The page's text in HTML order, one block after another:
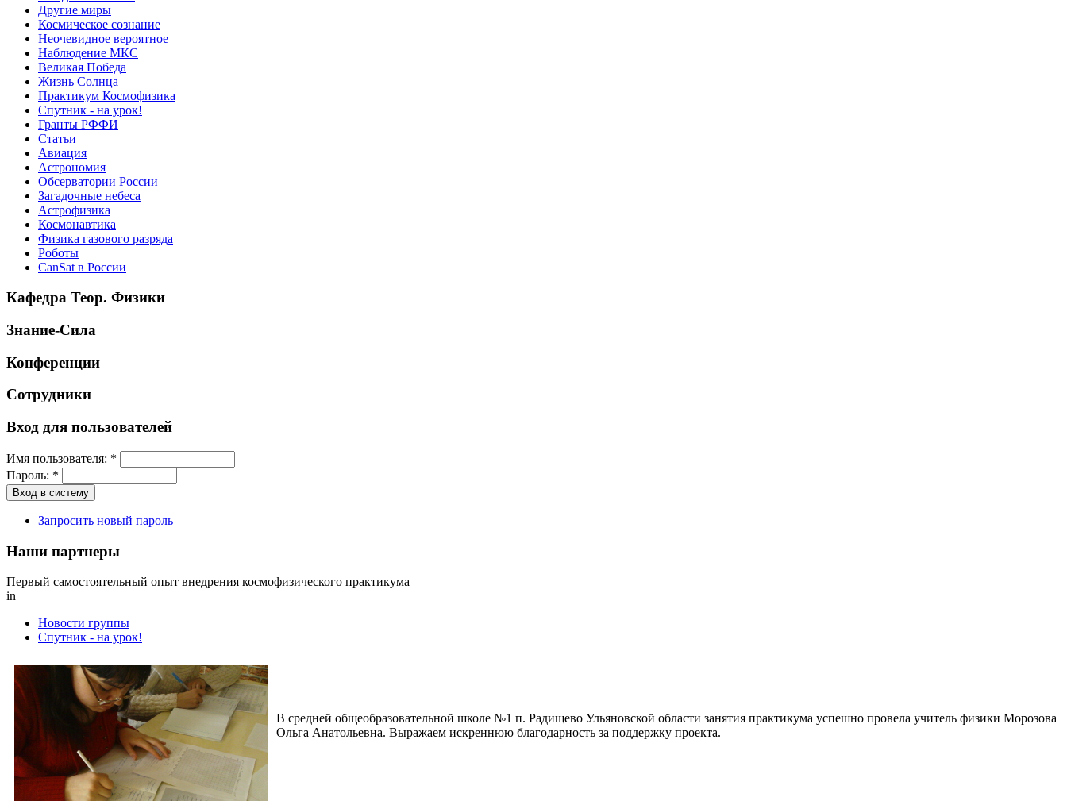
Другие миры
Космическое сознание
Неочевидное вероятное
Наблюдение МКС
Великая Победа
Жизнь Солнца
Практикум Космофизика
Спутник - на урок!
Гранты РФФИ
Статьи
Авиация
Астрономия
Обсерватории России
Загадочные небеса
Астрофизика
Космонавтика
Физика газового разряда
Роботы
CanSat в России
Кафедра Теор. Физики
Знание-Сила
Конференции
Сотрудники
Вход для пользователей
Имя пользователя: *
Пароль: *
Запросить новый пароль
Наши партнеры
Первый самостоятельный опыт внедрения космофизического практикума
in
Новости группы
Спутник - на урок!
В средней общеобразовательной школе №1 п. Радищево Ульяновской области занятия практикума успешно провела учитель физики Морозова
Ольга Анатольевна. Выражаем искреннюю благодарность за поддержку проекта.